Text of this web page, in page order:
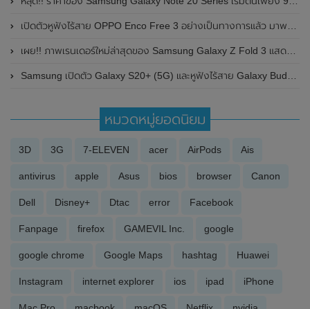
เปิดตัวหูฟังไร้สาย OPPO Enco Free 3 อย่างเป็นทางการแล้ว มาพร้อมระบบตัดเสียงรบกวนแบบไร้สาย และไดอะแฟรมใช้วัสดุมาจากใยไผ่
เผย!! ภาพเรนเดอร์ใหม่ล่าสุดของ Samsung Galaxy Z Fold 3 แสดงให้เห็น 2 ดีไซน์ที่แตกต่างกัน (มีคลิป)
Samsung เปิดตัว Galaxy S20+ (5G) และหูฟังไร้สาย Galaxy Buds+ เวอร์ชั่นพิเศษ BTS Edition อย่างเป็นทางการ
หมวดหมู่ยอดนิยม
3D 3G 7-ELEVEN acer AirPods Ais
antivirus apple Asus bios browser Canon
Dell Disney+ Dtac error Facebook
Fanpage firefox GAMEVIL Inc. google
google chrome Google Maps hashtag Huawei
Instagram internet explorer ios ipad iPhone